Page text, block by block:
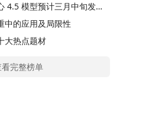
月中旬发布，推理能力和多模态功能迎来升级。
中的应用及局限性
大热点题材
完整榜单